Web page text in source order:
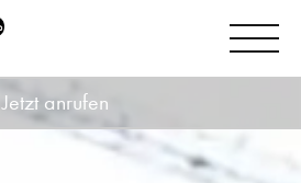
Jetzt anrufen